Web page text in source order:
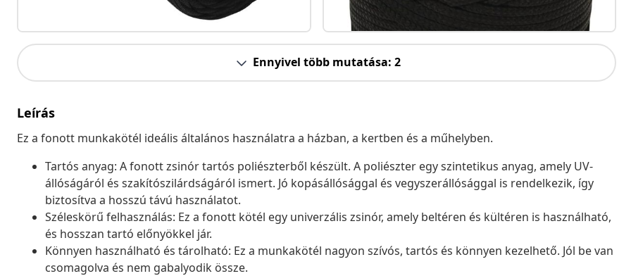
Ennyivel több mutatása: 2
Leírás
Ez a fonott munkakötél ideális általános használatra a házban, a kertben és a műhelyben.
Tartós anyag: A fonott zsinór tartós poliészterből készült. A poliészter egy szintetikus anyag, amely UV-
állóságáról és szakítószilárdságáról ismert. Jó kopásállósággal és vegyszerállósággal is rendelkezik, így
biztosítva a hosszú távú használatot.
Széleskörű felhasználás: Ez a fonott kötél egy univerzális zsinór, amely beltéren és kültéren is használható,
és hosszan tartó előnyökkel jár.
Könnyen használható és tárolható: Ez a munkakötél nagyon szívós, tartós és könnyen kezelhető. Jól be van
csomagolva és nem gabalyodik össze.